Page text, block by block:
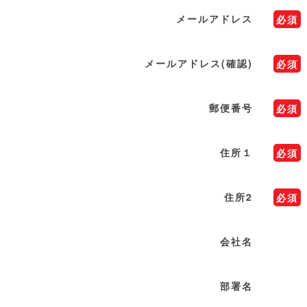
メールアドレス 必須
メールアドレス(確認) 必須
郵便番号 必須
住所１ 必須
住所2 必須
会社名
部署名